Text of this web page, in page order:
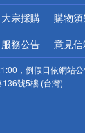
大宗採購 購物須
服務公告 意見
，例假日依網站
號5樓 (台灣)